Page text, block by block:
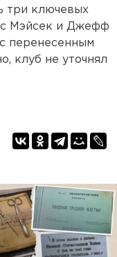
три ключевых
Мэйсек и Джефф
с перенесенным
клуб не уточнял